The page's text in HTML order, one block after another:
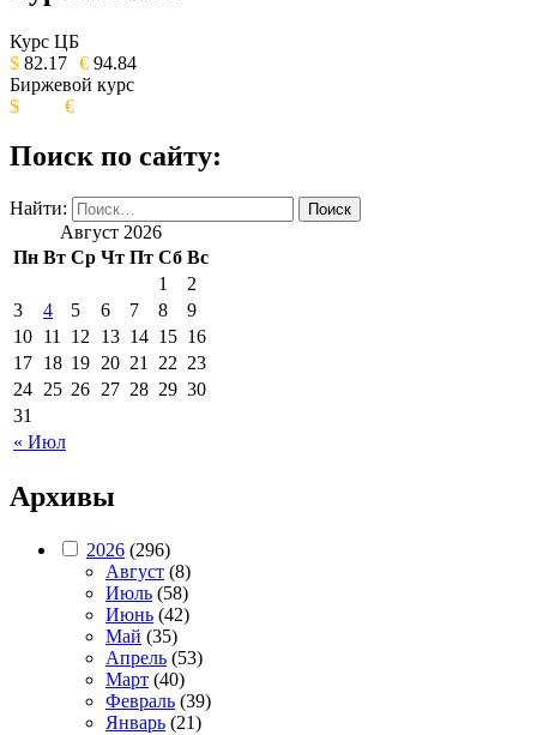
ОБЩЕСТВЕННО-ПОЛИТИЧЕСКОЕ
ИЗДАНИЕ КАМЧАТСКОГО КРАЯ.
Курс ЦБ
$ 82.17 € 94.84
Биржевой курс
$
€
Поиск по сайту:
Найти:
Август 2026
Пн Вт Ср Чт Пт Сб Вс
« Июл
1
2
3
4 5 6 7 8
9
10 11 12 13 14 15 16
17 18 19 20 21 22 23
24 25 26 27 28 29 30
31
Архивы
2026 (296)
Август (8)
Июль (58)
Июнь (42)
Май (35)
Апрель (53)
Март (40)
Февраль (39)
Январь (21)